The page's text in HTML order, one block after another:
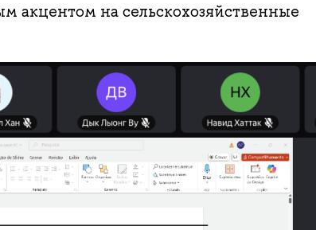
акцентом на сельскохозяйственные